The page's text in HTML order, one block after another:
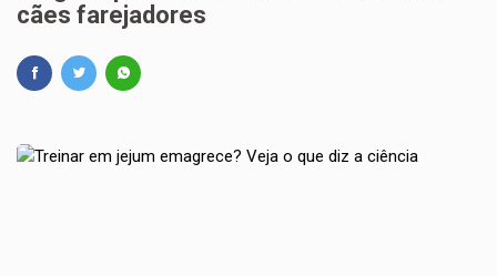
cães farejadores